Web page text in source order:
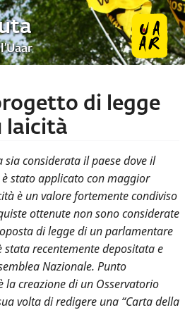
di legge
laicità
considerata il paese dove il
stato applicato con maggior
è un valore fortemente condiviso
ottenute non sono considerate
di legge di un parlamentare
stata recentemente depositata e
Nazionale. Punto
creazione di un Osservatorio
volta di redigere una “Carta della